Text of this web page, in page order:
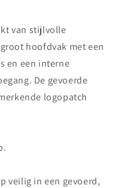
van stijlvolle
hoofdvak met een
en een interne
De gevoerde
logopatch
veilig in een gevoerd,